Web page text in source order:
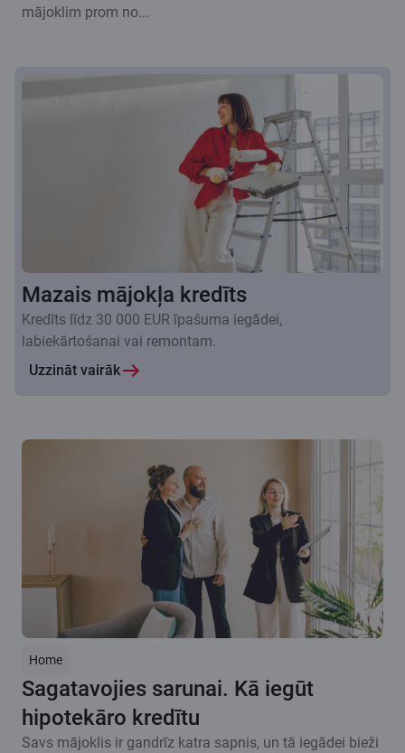
mājoklim prom no...
Mazais mājokļa kredīts
Kredīts līdz 30 000 EUR īpašuma iegādei,
labiekārtošanai vai remontam.
Uzzināt vairāk
Home
Sagatavojies sarunai. Kā iegūt
hipotekāro kredītu
Savs mājoklis ir gandrīz katra sapnis, un tā iegādei bieži